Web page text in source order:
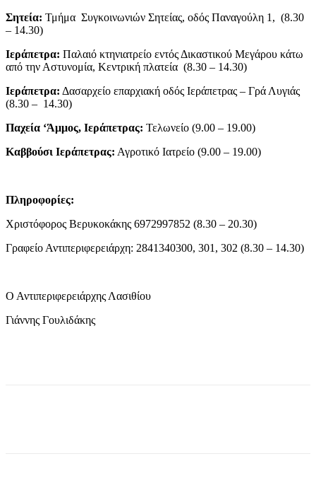
Σητεία: Τμήμα Συγκοινωνιών Σητείας, οδός Παναγούλη 1, (8.30
– 14.30)
Ιεράπετρα: Παλαιό κτηνιατρείο εντός Δικαστικού Μεγάρου κάτω
από την Αστυνομία, Κεντρική πλατεία (8.30 – 14.30)
Ιεράπετρα: Δασαρχείο επαρχιακή οδός Ιεράπετρας – Γρά Λυγιάς
(8.30 – 14.30)
Παχεία ‘Άμμος, Ιεράπετρας: Τελωνείο (9.00 – 19.00)
Καββούσι Ιεράπετρας: Αγροτικό Ιατρείο (9.00 – 19.00)
Πληροφορίες:
Χριστόφορος Βερυκοκάκης 6972997852 (8.30 – 20.30)
Γραφείο Αντιπεριφερειάρχη: 2841340300, 301, 302 (8.30 – 14.30)
Ο Αντιπεριφερειάρχης Λασιθίου
Γιάννης Γουλιδάκης